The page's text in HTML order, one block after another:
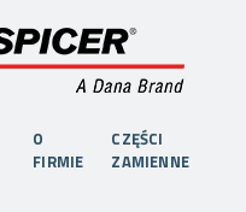
O
FIRMIE
CZĘŚCI
ZAMIENNE